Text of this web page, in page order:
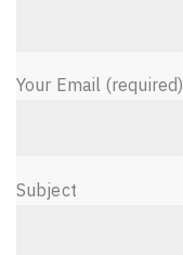
Your Email (required)
Subject